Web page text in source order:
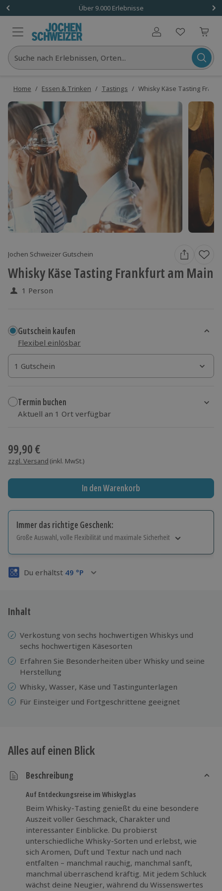
Über 9.000 Erlebnisse
Benutzerkonto
Suche nach Erlebnissen, Orten...
Home / Essen & Trinken / Tastings / Whisky Käse Tasting
Jochen Schweizer Gutschein
Whisky Käse Tasting Frankfurt am Main
1 Person
Gutschein kaufen
Flexibel einlösbar
1 Gutschein
1 Gutschein
1 Gutschein
Termin buchen
Aktuell an 1 Ort verfügbar
99,90 €
zzgl. Versand (inkl. MwSt.)
In den Warenkorb
Immer das richtige Geschenk:
Große Auswahl, volle Flexibilität und maximale Sicherheit
Volle Flexibilität
3 Jahre gültig & verlängerbar.
Du erhältst 49 °P
Inhalt
Verkostung von sechs hochwertigen Whiskys und
sechs hochwertigen Käsesorten
Erfahren Sie Besonderheiten über Whisky und seine
Herstellung
Whisky, Wasser, Käse und Tastingunterlagen
Für Einsteiger und Fortgeschrittene geeignet
Alles auf einen Blick
Beschreibung
Auf Entdeckungsreise im Whiskyglas
Beim Whisky-Tasting genießt du eine besondere
Auszeit voller Geschmack, Charakter und
interessanter Einblicke. Du probierst
unterschiedliche Whisky-Sorten und erlebst, wie
sich Aromen, Duft und Textur nach und nach
entfalten – manchmal rauchig, manchmal sanft,
manchmal überraschend kräftig. Mit jedem Schluck
wächst deine Neugier, während du Wissenswertes